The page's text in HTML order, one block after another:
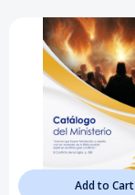
Add to Cart